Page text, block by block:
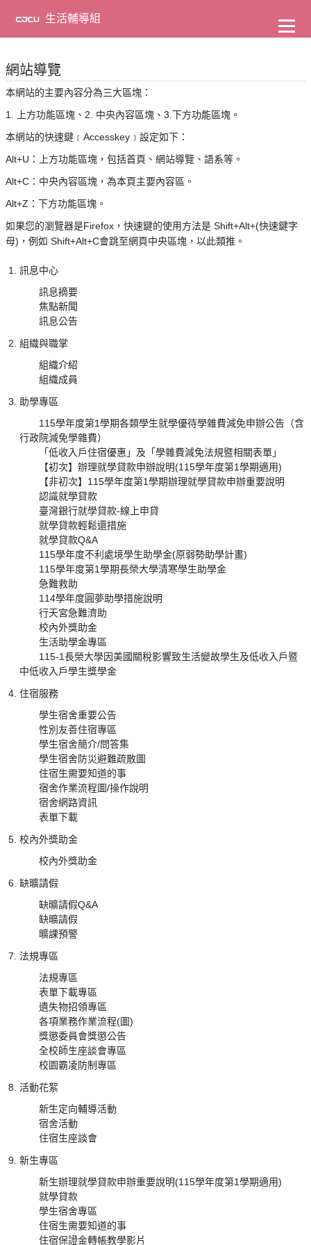
主
容
生活輔導組
網站導覽
本網站的主要內容分為三大區塊：
1. 上方功能區塊、2. 中央內容區塊、3.下方功能區塊。
本網站的快速鍵﹝Accesskey﹞設定如下：
Alt+U：上方功能區塊，包括首頁、網站導覽、語系等。
Alt+C：中央內容區塊，為本頁主要內容區。
Alt+Z：下方功能區塊。
如果您的瀏覽器是Firefox，快速鍵的使用方法是 Shift+Alt+(快速鍵字
母)，例如 Shift+Alt+C會跳至網頁中央區塊，以此類推。
訊息中心
訊息摘要
焦點新聞
訊息公告
組織與職掌
組織介紹
組織成員
助學專區
115學年度第1學期各類學生就學優待學雜費減免申辦公告（含
行政院減免學雜費）
「低收入戶住宿優惠」及「學雜費減免法規暨相關表單」
【初次】辦理就學貸款申辦說明(115學年度第1學期適用)
【非初次】115學年度第1學期辦理就學貸款申辦重要說明
認識就學貸款
臺灣銀行就學貸款-線上申貸
就學貸款輕鬆還措施
就學貸款Q&A
115學年度不利處境學生助學金(原弱勢助學計畫)
115學年度第1學期長榮大學清寒學生助學金
急難救助
114學年度圓夢助學措施說明
行天宮急難濟助
校內外獎助金
生活助學金專區
115-1長榮大學因美國關稅影響致生活變故學生及低收入戶暨
中低收入戶學生獎學金
住宿服務
學生宿舍重要公告
性別友善住宿專區
學生宿舍簡介/問答集
學生宿舍防災避難疏散圖
住宿生需要知道的事
宿舍作業流程圖/操作說明
宿舍網路資訊
表單下載
校內外獎助金
校內外獎助金
缺曠請假
缺曠請假Q&A
缺曠請假
曠課預警
法規專區
法規專區
表單下載專區
遺失物招領專區
各項業務作業流程(圖)
獎懲委員會獎懲公告
全校師生座談會專區
校園霸凌防制專區
活動花絮
新生定向輔導活動
宿舍活動
住宿生座談會
新生專區
新生辦理就學貸款申辦重要說明(115學年度第1學期適用)
就學貸款
學生宿舍專區
住宿生需要知道的事
住宿保證金轉帳教學影片